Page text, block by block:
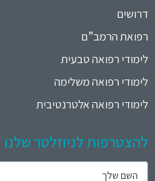
דרושים
רפואת הרמב”ם
לימודי רפואה טבעית
לימודי רפואה משלימה
לימודי רפואה אלטרנטיבית
להצטרפות לניוזלטר שלנו